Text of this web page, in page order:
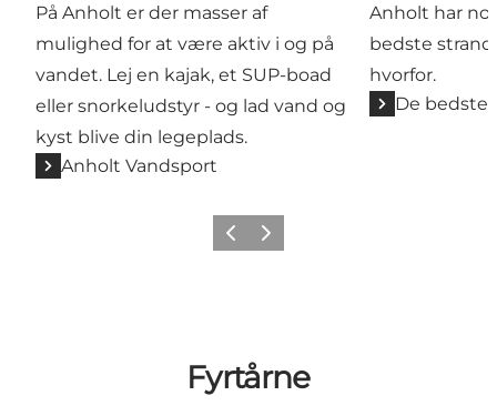
På Anholt er der masser af
mulighed for at være aktiv i og på
vandet. Lej en kajak, et SUP-boad
eller snorkeludstyr - og lad vand og
kyst blive din legeplads.
Anholt Vandsport
Anholt har
bedste
hvorfor.
De bedste
ForrigeNæste
Fyrtårne